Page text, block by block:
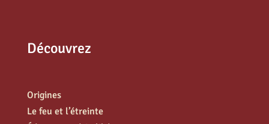
Découvrez
Origines
Le feu et l’étreinte